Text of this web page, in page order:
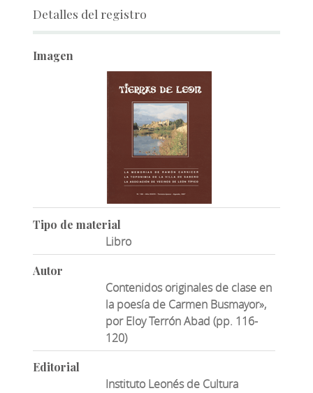
Detalles del registro
Imagen
Tipo de material
Libro
Autor
Contenidos originales de clase en
la poesía de Carmen Busmayor»,
por Eloy Terrón Abad (pp. 116-
120)
Editorial
Instituto Leonés de Cultura